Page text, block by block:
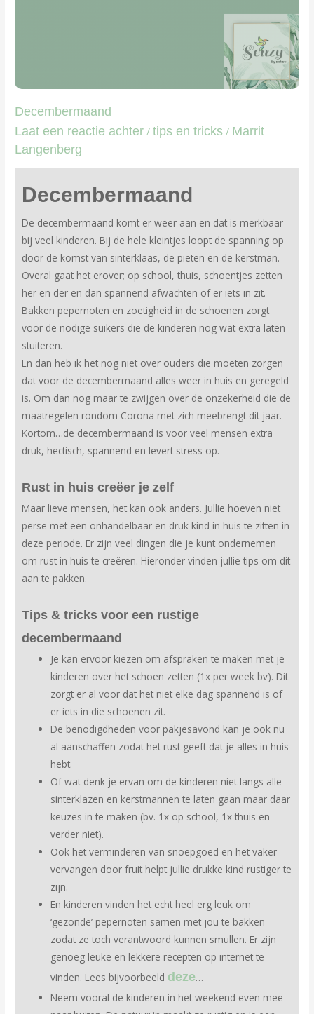
Decembermaand
Laat een reactie achter /tips en tricks / Marrit
Langenberg
Decembermaand
De decembermaand komt er weer aan en dat is merkbaar
bij veel kinderen. Bij de hele kleintjes loopt de spanning op
door de komst van sinterklaas, de pieten en de kerstman.
Overal gaat het erover; op school, thuis, schoentjes zetten
her en der en dan spannend afwachten of er iets in zit.
Bakken pepernoten en zoetigheid in de schoenen zorgt
voor de nodige suikers die de kinderen nog wat extra laten
stuiteren.
En dan heb ik het nog niet over ouders die moeten zorgen
dat voor de decembermaand alles weer in huis en geregeld
is. Om dan nog maar te zwijgen over de onzekerheid die de
maatregelen rondom Corona met zich meebrengt dit jaar.
Kortom…de decembermaand is voor veel mensen extra
druk, hectisch, spannend en levert stress op.
Rust in huis creëer je zelf
Maar lieve mensen, het kan ook anders. Jullie hoeven niet
perse met een onhandelbaar en druk kind in huis te zitten in
deze periode. Er zijn veel dingen die je kunt ondernemen
om rust in huis te creëren. Hieronder vinden jullie tips om dit
aan te pakken.
Tips & tricks voor een rustige
decembermaand
Je kan ervoor kiezen om afspraken te maken met je
kinderen over het schoen zetten (1x per week bv). Dit
zorgt er al voor dat het niet elke dag spannend is of
er iets in die schoenen zit.
De benodigdheden voor pakjesavond kan je ook nu
al aanschaffen zodat het rust geeft dat je alles in huis
hebt.
Of wat denk je ervan om de kinderen niet langs alle
sinterklazen en kerstmannen te laten gaan maar daar
keuzes in te maken (bv. 1x op school, 1x thuis en
verder niet).
Ook het verminderen van snoepgoed en het vaker
vervangen door fruit helpt jullie drukke kind rustiger te
zijn.
En kinderen vinden het echt heel erg leuk om
‘gezonde’ pepernoten samen met jou te bakken
zodat ze toch verantwoord kunnen smullen. Er zijn
genoeg leuke en lekkere recepten op internet te
vinden. Lees bijvoorbeeld deze…
Neem vooral de kinderen in het weekend even mee